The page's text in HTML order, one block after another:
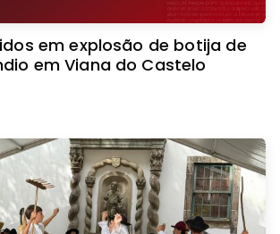
em explosão de botija de
em Viana do Castelo